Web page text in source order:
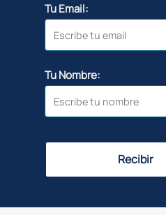
Tu Email:
Tu Nombre:
Recibir